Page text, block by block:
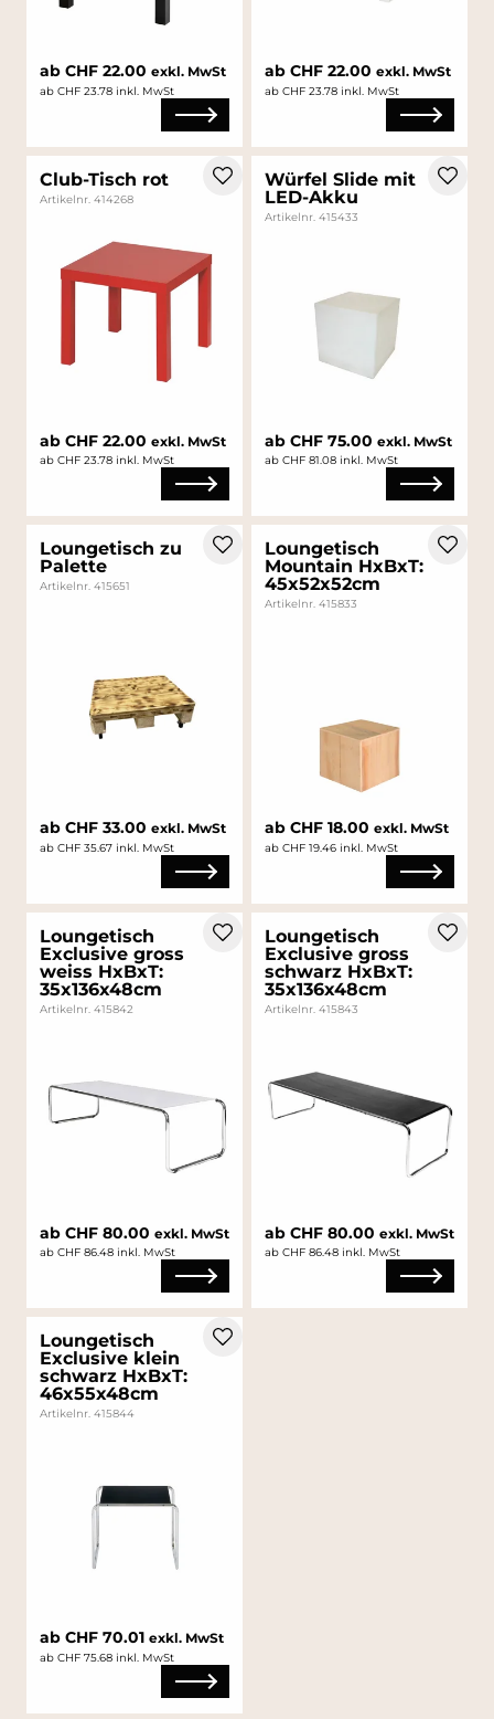
ab CHF 22.00 exkl. MwSt
ab CHF 23.78 inkl. MwSt
ab CHF 22.00 exkl. MwSt
ab CHF 23.78 inkl. MwSt
Club-Tisch rot
Artikelnr. 414268
ab CHF 22.00 exkl. MwSt
ab CHF 23.78 inkl. MwSt
Würfel Slide mit
LED-Akku
Artikelnr. 415433
ab CHF 75.00 exkl. MwSt
ab CHF 81.08 inkl. MwSt
Loungetisch zu
Palette
Artikelnr. 415651
ab CHF 33.00 exkl. MwSt
ab CHF 35.67 inkl. MwSt
Loungetisch
Mountain HxBxT:
45x52x52cm
Artikelnr. 415833
ab CHF 18.00 exkl. MwSt
ab CHF 19.46 inkl. MwSt
Loungetisch
Exclusive gross
weiss HxBxT:
35x136x48cm
Artikelnr. 415842
ab CHF 80.00 exkl. MwSt
ab CHF 86.48 inkl. MwSt
Loungetisch
Exclusive gross
schwarz HxBxT:
35x136x48cm
Artikelnr. 415843
ab CHF 80.00 exkl. MwSt
ab CHF 86.48 inkl. MwSt
Loungetisch
Exclusive klein
schwarz HxBxT:
46x55x48cm
Artikelnr. 415844
ab CHF 70.01 exkl. MwSt
ab CHF 75.68 inkl. MwSt